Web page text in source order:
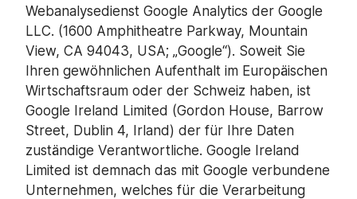
Webanalysedienst Google Analytics der Google
LLC. (1600 Amphitheatre Parkway, Mountain
View, CA 94043, USA; „Google“). Soweit Sie
Ihren gewöhnlichen Aufenthalt im Europäischen
Wirtschaftsraum oder der Schweiz haben, ist
Google Ireland Limited (Gordon House, Barrow
Street, Dublin 4, Irland) der für Ihre Daten
zuständige Verantwortliche. Google Ireland
Limited ist demnach das mit Google verbundene
Unternehmen, welches für die Verarbeitung